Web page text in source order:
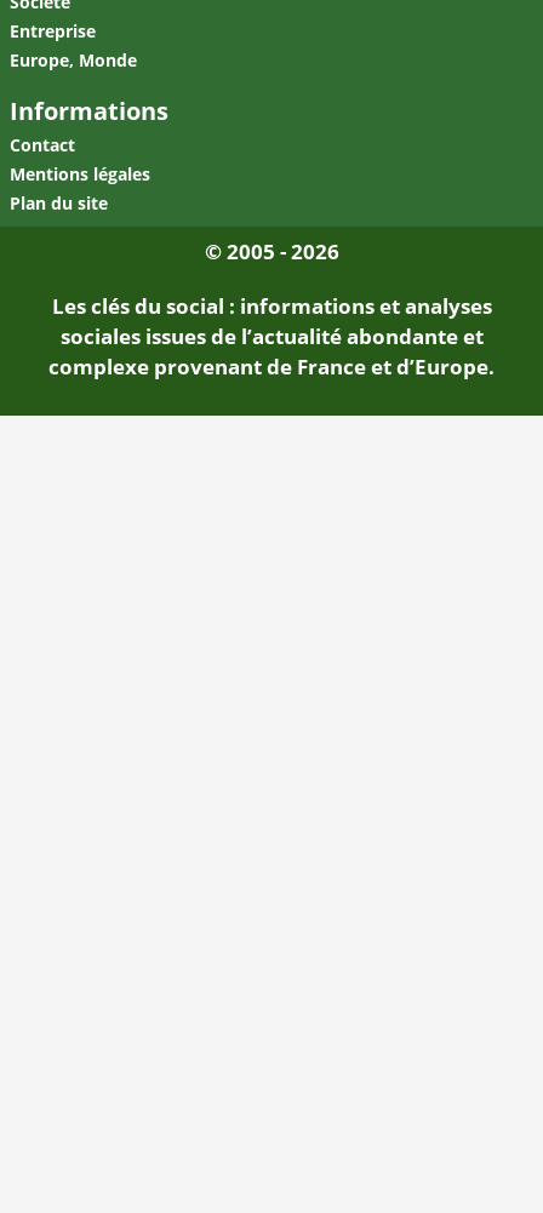
Entreprise
Europe, Monde
Informations
Contact
Mentions légales
Plan du site
© 2005 - 2026
Les clés du social : informations et analyses
sociales issues de l’actualité abondante et
complexe provenant de France et d’Europe.